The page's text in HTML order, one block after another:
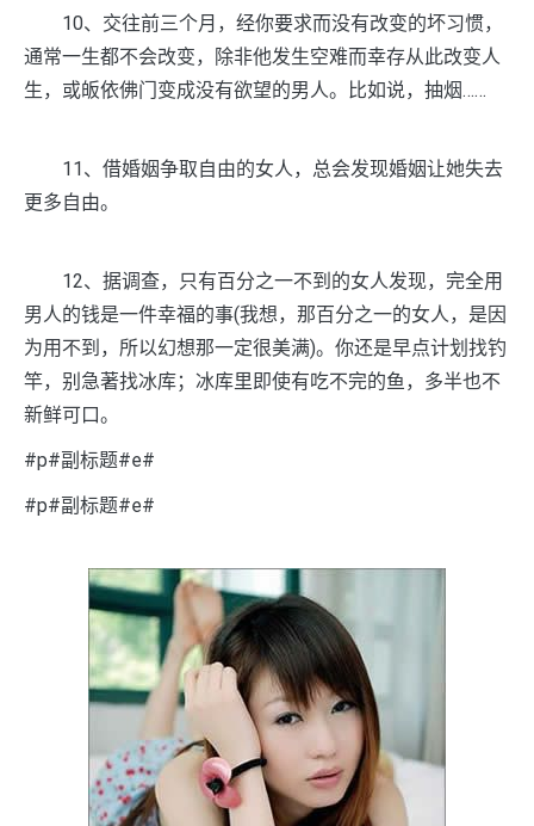
10、交往前三个月，经你要求而没有改变的坏习惯，
通常一生都不会改变，除非他发生空难而幸存从此改变人
生，或皈依佛门变成没有欲望的男人。比如说，抽烟……
11、借婚姻争取自由的女人，总会发现婚姻让她失去
更多自由。
12、据调查，只有百分之一不到的女人发现，完全用
男人的钱是一件幸福的事(我想，那百分之一的女人，是因
为用不到，所以幻想那一定很美满)。你还是早点计划找钓
竿，别急著找冰库；冰库里即使有吃不完的鱼，多半也不
新鲜可口。
#p#副标题#e#
#p#副标题#e#